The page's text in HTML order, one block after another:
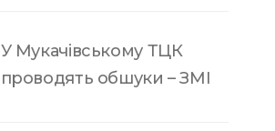
У Мукачівському ТЦК
проводять обшуки – ЗМІ